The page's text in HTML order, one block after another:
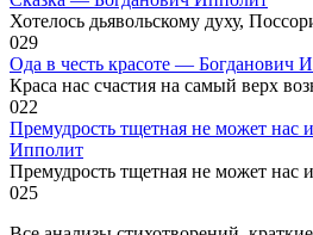
Хотелось дьявольскому духу,
029
Ода в честь красоте — Богданович
Краса нас счастия на самый верх
022
Премудрость тщетная не может нас
Ипполит
Премудрость тщетная не может нас
025